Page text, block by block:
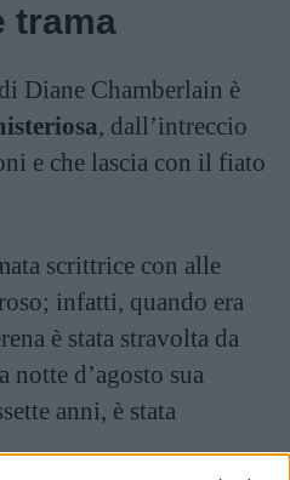
trama
di Diane Chamberlain è
, dall’intreccio
e che lascia con il fiato
scrittrice con alle
infatti, quando era
è stata stravolta da
notte d’agosto sua
anni, è stata